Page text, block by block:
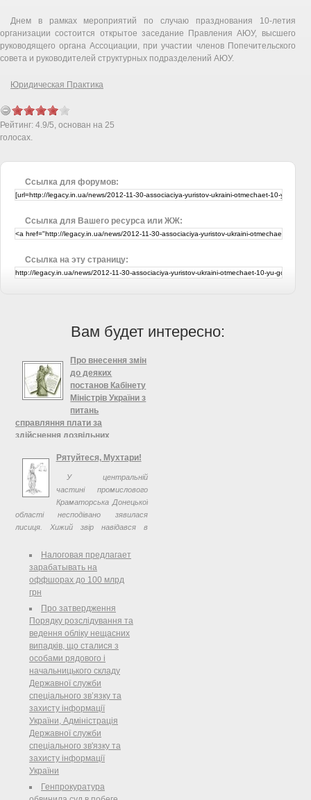
Днем в рамках мероприятий по случаю празднования 10-летия
организации состоится открытое заседание Правления АЮУ, высшего
руководящего органа Ассоциации, при участии членов Попечительского
совета и руководителей структурных подразделений АЮУ.
Юридическая Практика
Рейтинг: 4.9/5, основан на 25
голосах.
Ссылка для форумов:
Ссылка для Вашего ресурса или ЖЖ:
Ссылка на эту страницу:
Вам будет интересно:
Про внесення змін
до деяких
постанов Кабінету
Міністрів України з
питань
справляння плати за
здійснення дозвільних
ядерної енергії, Кабінет
Міністрів України
Про внесення змін до деяких
постанов Кабінету Міністрів
України з питань справляння плати
за здійснення дозвільних процедур у
Рятуйтеся, Мухтари!
У центральній
частині промислового
Краматорська Донецької
області несподівано зявилася
лисиця. Хижий звір навідався в
прогулянку: від його гострих зубів
потерпіли ...
Налоговая предлагает
зарабатывать на
оффшорах до 100 млрд
грн
Про затвердження
Порядку розслідування та
ведення обліку нещасних
випадків, що сталися з
особами рядового і
начальницького складу
Державної служби
спеціального зв’язку та
захисту інформації
України, Адміністрація
Державної служби
спеціального зв'язку та
захисту інформації
України
Генпрокуратура